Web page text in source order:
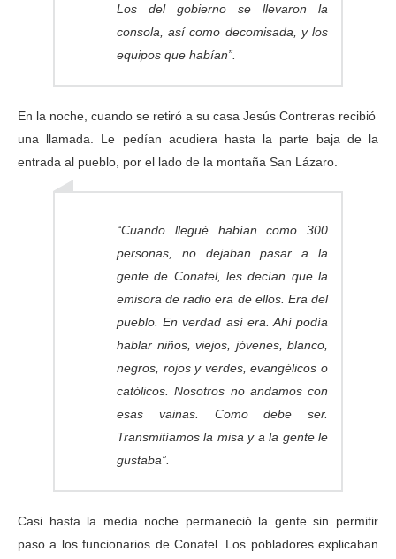
Los del gobierno se llevaron la
consola, así como decomisada, y los
equipos que habían”.
En la noche, cuando se retiró a su casa Jesús Contreras recibió
una llamada. Le pedían acudiera hasta la parte baja de la
entrada al pueblo, por el lado de la montaña San Lázaro.
“Cuando llegué habían como 300
personas, no dejaban pasar a la
gente de Conatel, les decían que la
emisora de radio era de ellos. Era del
pueblo. En verdad así era. Ahí podía
hablar niños, viejos, jóvenes, blanco,
negros, rojos y verdes, evangélicos o
católicos. Nosotros no andamos con
esas vainas. Como debe ser.
Transmitíamos la misa y a la gente le
gustaba”.
Casi hasta la media noche permaneció la gente sin permitir
paso a los funcionarios de Conatel. Los pobladores explicaban